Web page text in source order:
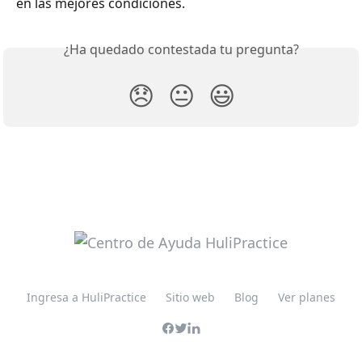
¿Ha quedado contestada tu pregunta?
😞 😐 😃
Ingresa a HuliPractice Sitio web Blog Ver planes